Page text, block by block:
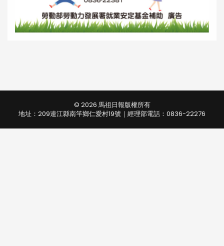
© 2026 馬祖日報版權所有
地址：209連江縣南竿鄉仁愛村19號｜經理部電話：0836-22276